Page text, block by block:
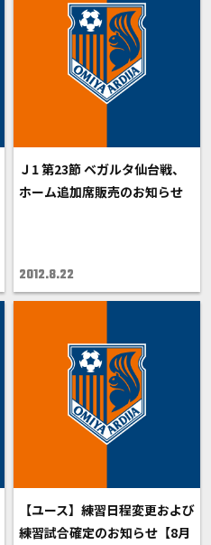
Ｊ1 第23節 ベガルタ仙台戦、
ホーム追加席販売のお知らせ
2012.8.22
【ユース】練習日程変更および
練習試合確定のお知らせ【8月